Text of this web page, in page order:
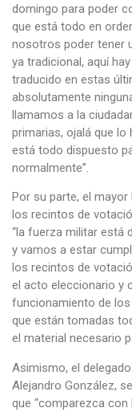
domingo para poder
que está todo en
nosotros poder tener
ya tradicional, aquí
traducido en estas
absolutamente
llamamos a la
primarias, ojalá que lo
está todo dispuesto
normalmente”.
Por su parte, el
los recintos de
“la fuerza militar está
y vamos a estar
los recintos de
el acto eleccionario y
funcionamiento de
que están tomadas
el material necesario
Asimismo, el
Alejandro González,
que “comparezca